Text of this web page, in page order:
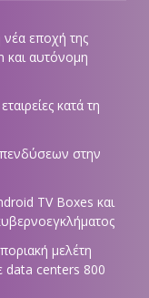
νέα εποχή της
και αυτόνομη
κατά τη
στην
TV Boxes και
μελέτη
data centers 800